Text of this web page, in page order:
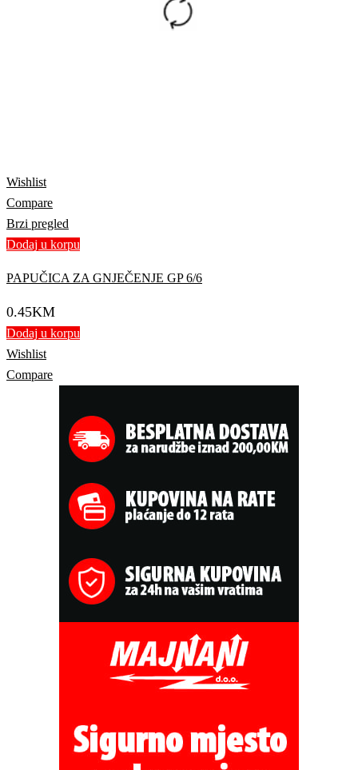
Wishlist
Compare
Brzi pregled
Dodaj u korpu
PAPUČICA ZA GNJEČENJE GP 6/6
0.45KM
Dodaj u korpu
Wishlist
Compare